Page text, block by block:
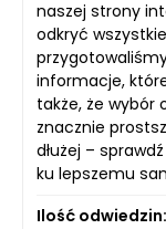
naszej strony
odkryć
informacje,
także, że wybór
znacznie
dłużej –
ku lepszemu
Ilość odwiedzin: